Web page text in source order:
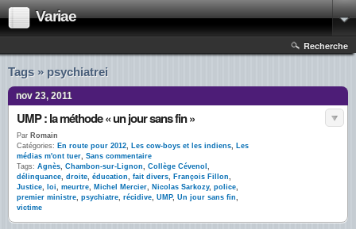
Variae
Recherche
Tags » psychiatrei
nov 23, 2011
UMP : la méthode « un jour sans fin »
Par Romain
Catégories: En route pour 2012, Les cow-boys et les indiens, Les
médias m'ont tuer, Sans commentaire
Tags: Agnès, Chambon-sur-Lignon, Collège Cévenol ,
délinquance, droite, éducation, fait divers, François Fillon,
Justice, loi, meurtre, Michel Mercier, Nicolas Sarkozy, police,
premier ministre, psychiatre, récidive, UMP, Un jour sans fin,
victime